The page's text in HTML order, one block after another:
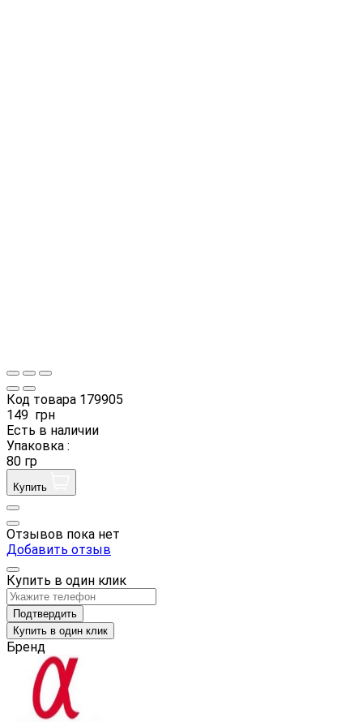
Код товара 179905
149 грн
Есть в наличии
Упаковка :
80 гр
Купить
Отзывов пока нет
Добавить отзыв
Купить в один клик
Подтвердить
Купить в один клик
Бренд